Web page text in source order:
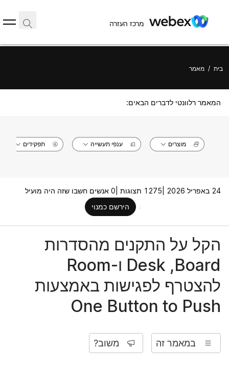
מרכז העזרה
בית / מאמר
המאמר רלוונטי לדברים הבאים:
מוצרים ענפי תעשייה תפקידים
24 באפריל 2026 | 1275 תצוגות |
0 אנשים חשבו שזה היה מועיל
הירשם כמנוי
הקל על התקנים מהסדרות
Board, ‏Desk ו-Room
להצטרף לפגישות באמצעות
One Button to Push
במאמר זה משוב?